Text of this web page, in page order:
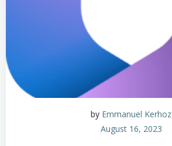
by Emmanuel Kerhoz
August 16, 2023